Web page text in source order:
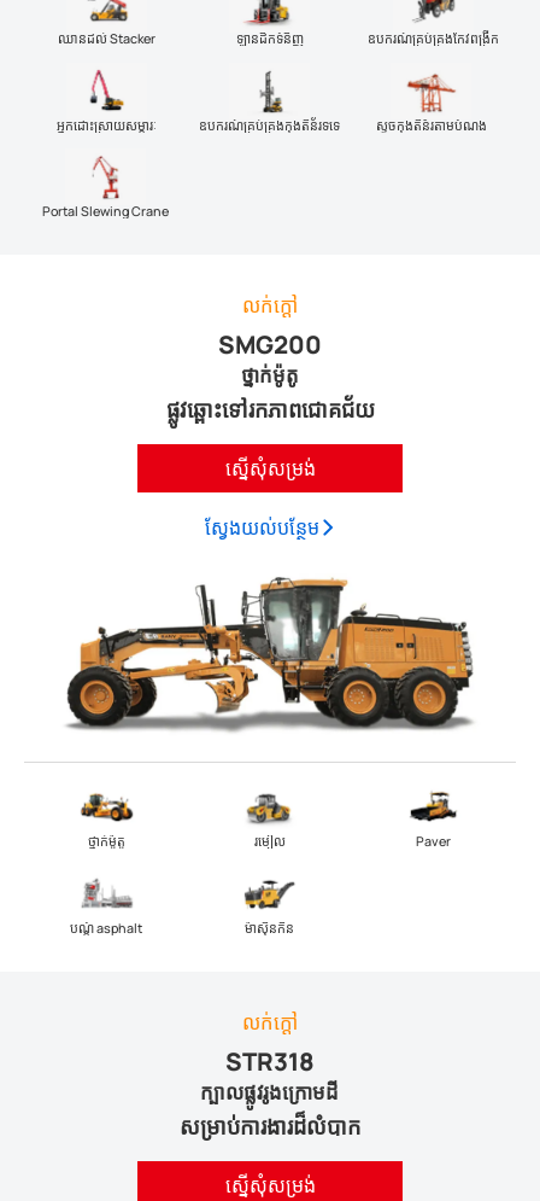
ឈានដល់ Stacker ឡានដឹកទំនិញ ឧបករណ៍គ្រប់គ្រងកែវពង្រីក
អ្នកដោះស្រាយសម្ភារៈ ឧបករណ៍គ្រប់គ្រងកុងតឺន័រទទេ ស្ទូចកុងតឺន័រតាមបំណង
Portal Slewing Crane
លក់ក្តៅ
SMG200
ថ្នាក់ម៉ូតូ
ផ្លូវឆ្ពោះទៅរកភាពជោគជ័យ
ស្នើសុំសម្រង់
ស្វែង​យល់​បន្ថែម
ថ្នាក់ម៉ូតូ រមៀល Paver
បណ្តុំ asphalt ម៉ាស៊ីន​កិន
លក់ក្តៅ
STR318
ក្បាលផ្លូវរូងក្រោមដី
សម្រាប់ការងារដ៏លំបាក
ស្នើសុំសម្រង់